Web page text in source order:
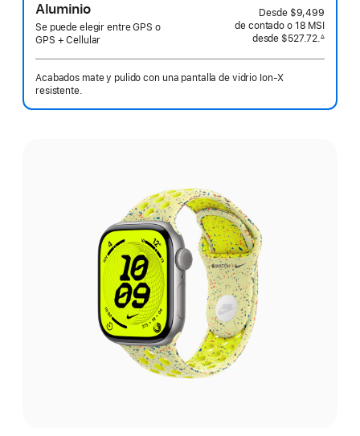
Aluminio
Se puede elegir entre GPS o
GPS + Cellular
Desde $9,499
de contado o 18 MSI
desde $527.72.∆
Acabados mate y pulido con una pantalla de vidrio Ion-X
resistente.